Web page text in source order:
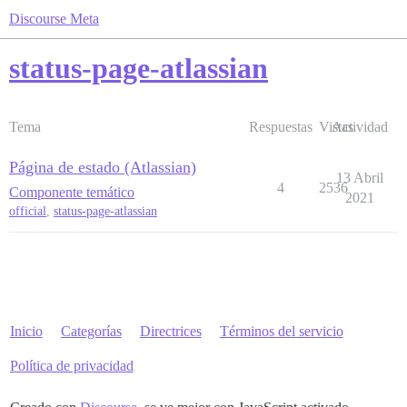
Discourse Meta
status-page-atlassian
Tema Respuestas Vistas
Actividad
Página de estado (Atlassian)
Componente temático
official, status-page-atlassian
4 2536
13 Abril
2021
Inicio Categorías Directrices Términos del servicio
Política de privacidad